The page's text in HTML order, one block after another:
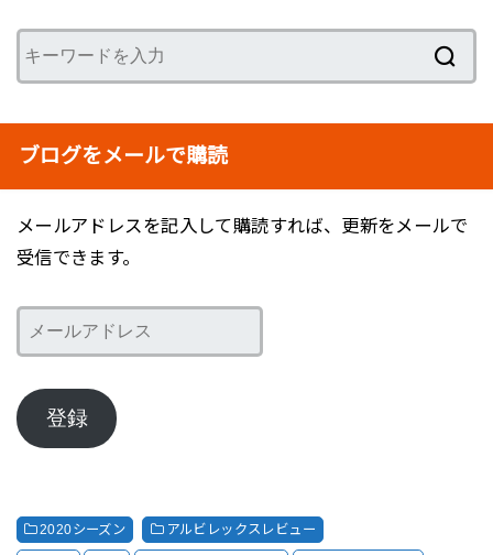
ブログをメールで購読
メールアドレスを記入して購読すれば、更新をメールで
受信できます。
ー
ア
ド
ス
登録
2020シーズン アルビレックスレビュー